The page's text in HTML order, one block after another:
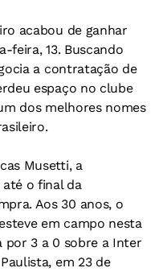
acabou de ganhar
feira, 13. Buscando
a contratação de
espaço no clube
dos melhores nomes
Musetti, a
o final da
Aos 30 anos, o
em campo nesta
3 a 0 sobre a Inter
em 23 de